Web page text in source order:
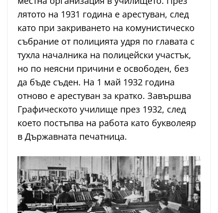
лятото на 1931 година е арестуван, след
като при закриването на комунистическо
събрание от полицията удря по главата с
тухла началника на полицейски участък,
но по неясни причини е освободен, без
да бъде съден. На 1 май 1932 година
отново е арестуван за кратко. Завършва
Графическото училище през 1932, след
което постъпва на работа като букволеяр
в Държавната печатница.